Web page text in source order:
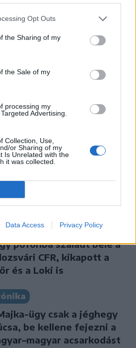
Opt Outs
the Sharing of my
the Sale of my
processing my
Advertising.
Collection, Use,
or Sharing of my
Is Unrelated with the
it was collected.
Data Access Privacy Policy
óta először csökkent
ára
honnan tör fel a
Szejkefürdőn
Sport
pofonba szaladt belé a
CFR, kikapott a
és a Loki is
ügy csak a jéghegy
be kellene fejezni a
acsarkodást